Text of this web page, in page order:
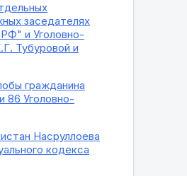
заседателях
и Уголовно-
Тубуровой и
гражданина
86 Уголовно-
Насруллоева
кодекса